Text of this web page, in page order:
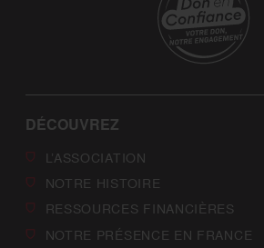
DÉCOUVREZ
L’ASSOCIATION
NOTRE HISTOIRE
RESSOURCES FINANCIÈRES
NOTRE PRÉSENCE EN FRANCE